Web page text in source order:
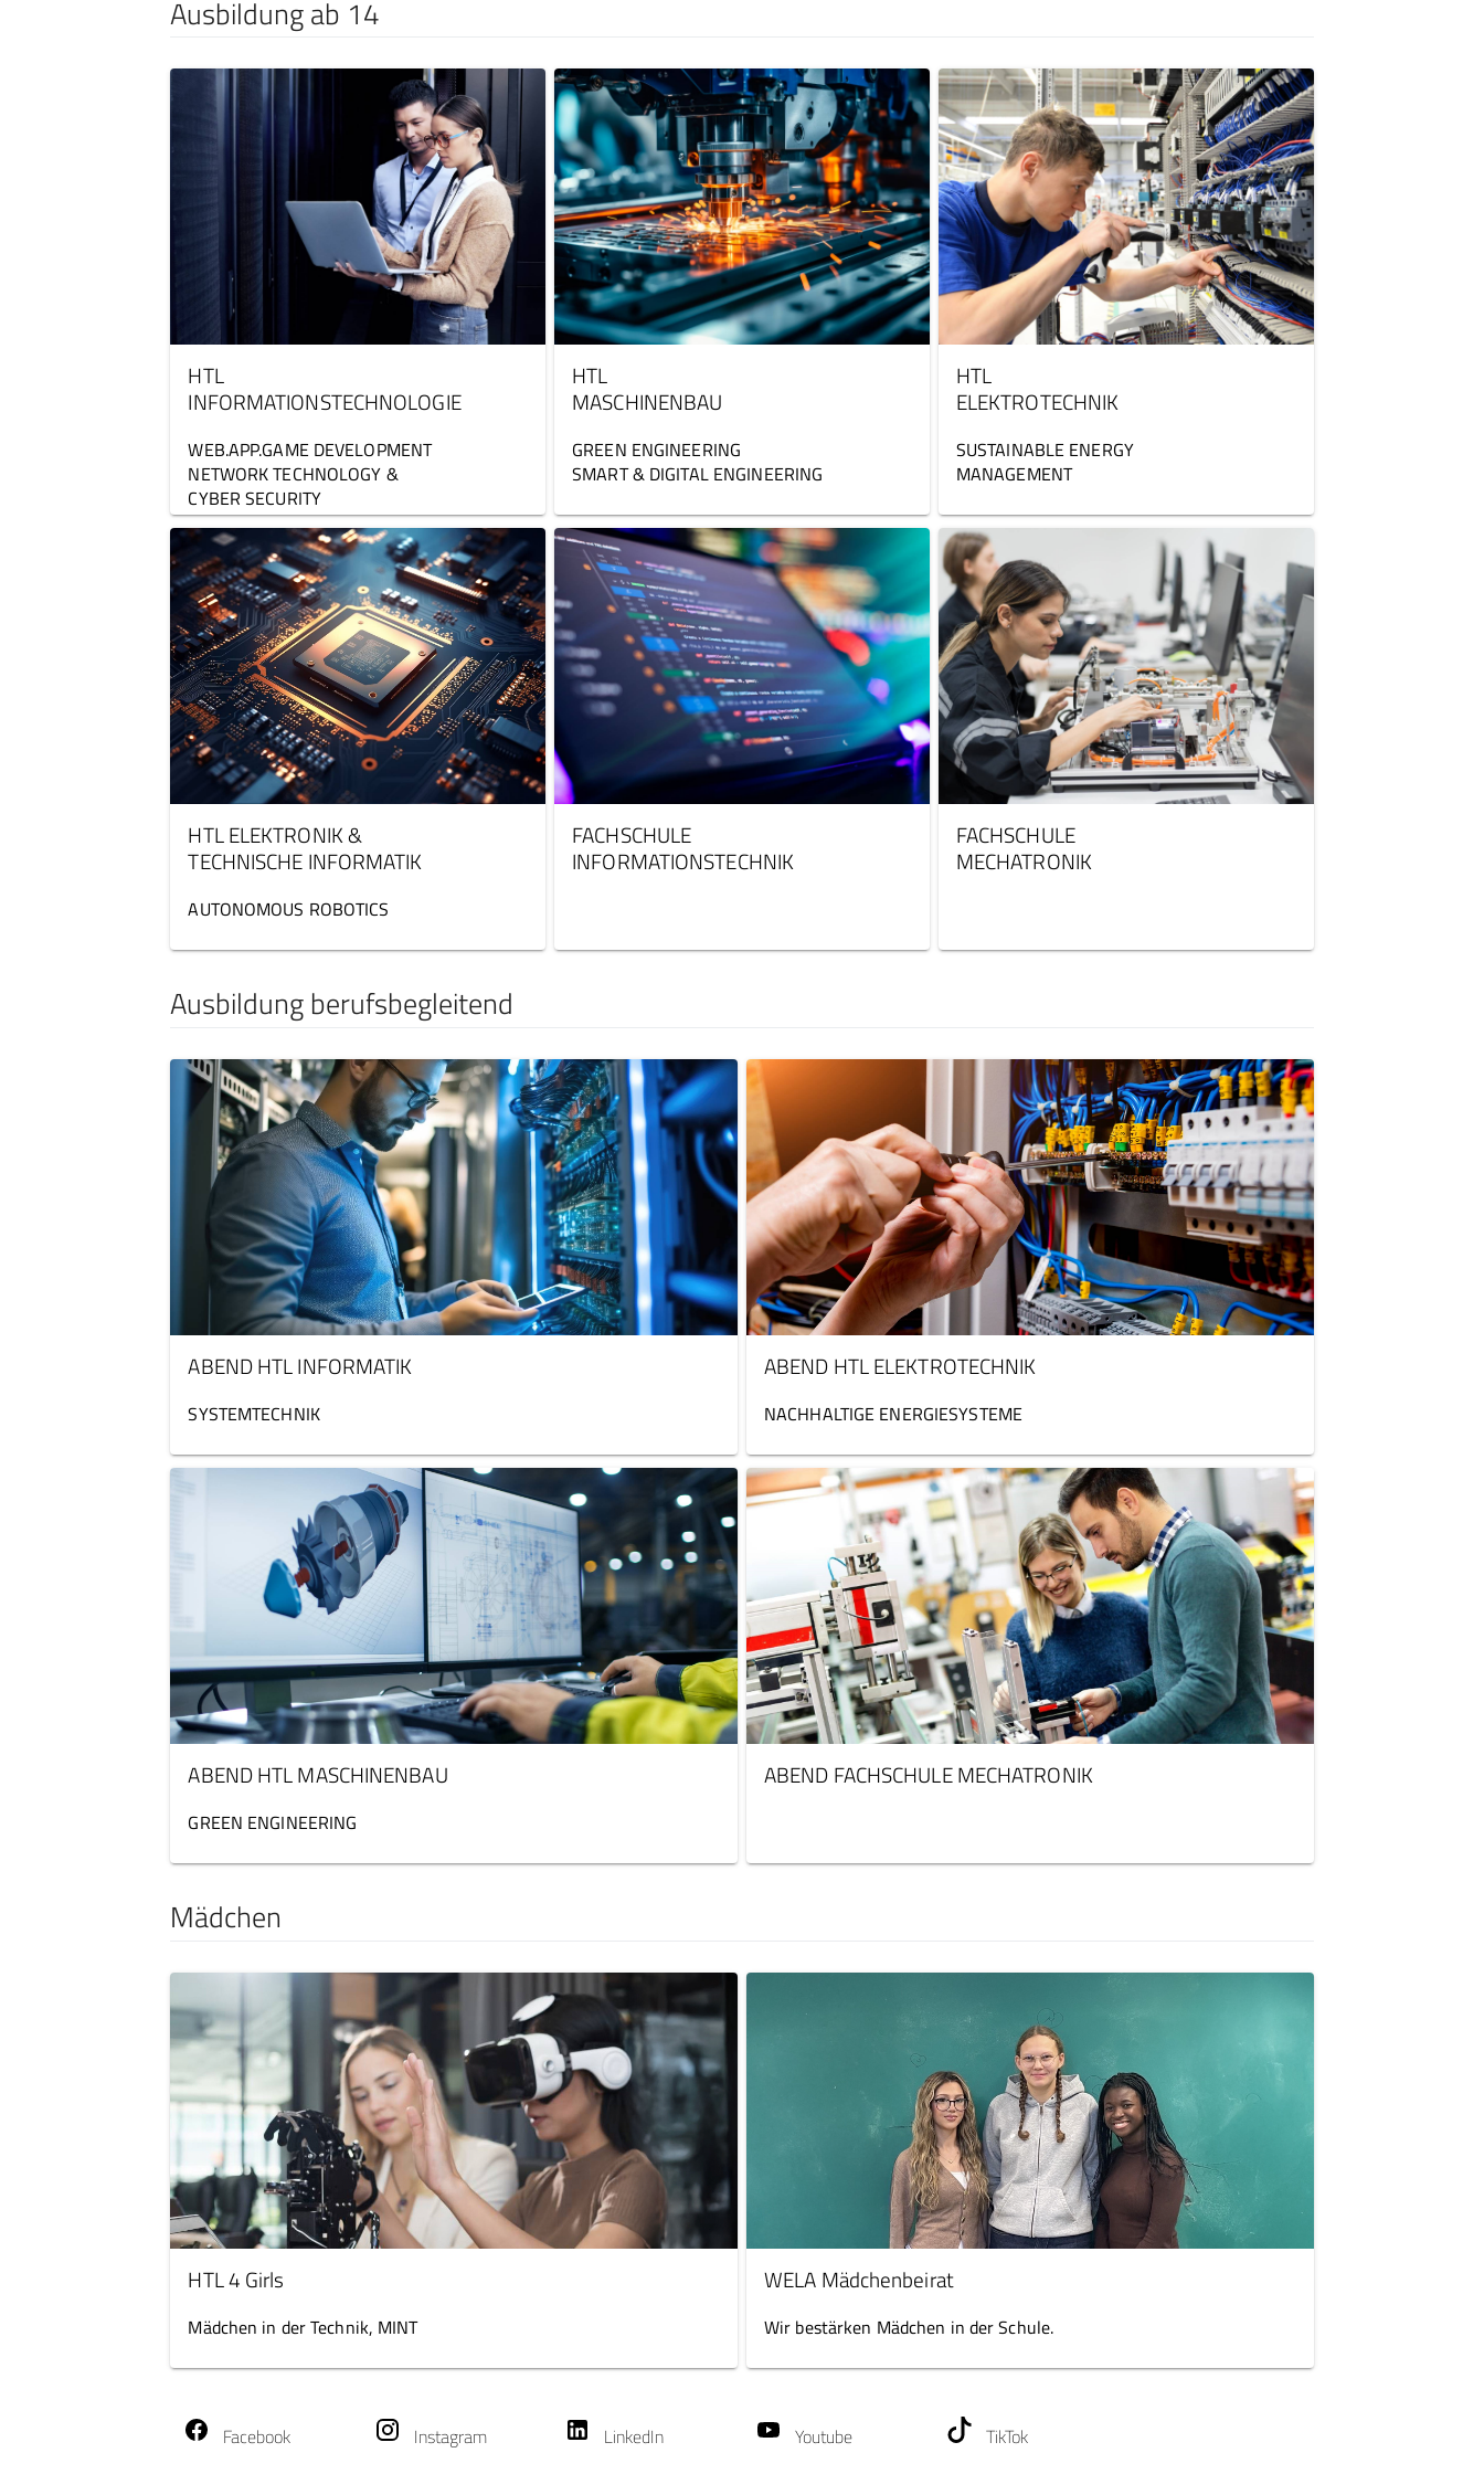
Ausbildung ab 14
HTL
INFORMATIONSTECHNOLOGIE
WEB.APP.GAME DEVELOPMENT
NETWORK TECHNOLOGY &
CYBER SECURITY
HTL
MASCHINENBAU
GREEN ENGINEERING
SMART & DIGITAL ENGINEERING
HTL
ELEKTROTECHNIK
SUSTAINABLE ENERGY
MANAGEMENT
HTL ELEKTRONIK &
TECHNISCHE INFORMATIK
AUTONOMOUS ROBOTICS
FACHSCHULE
INFORMATIONSTECHNIK
FACHSCHULE
MECHATRONIK
Ausbildung berufsbegleitend
ABEND HTL INFORMATIK
SYSTEMTECHNIK
ABEND HTL ELEKTROTECHNIK
NACHHALTIGE ENERGIESYSTEME
ABEND HTL MASCHINENBAU
GREEN ENGINEERING
ABEND FACHSCHULE MECHATRONIK
Mädchen
HTL 4 Girls
Mädchen in der Technik, MINT
WELA Mädchenbeirat
Wir bestärken Mädchen in der Schule.
Facebook Instagram LinkedIn Youtube TikTok